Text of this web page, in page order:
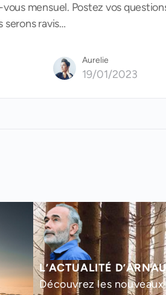
mensuel. Postez vos
serons ravis…
Aurelie
19/01/2023
L’ACTUALITÉ
Découvrez les